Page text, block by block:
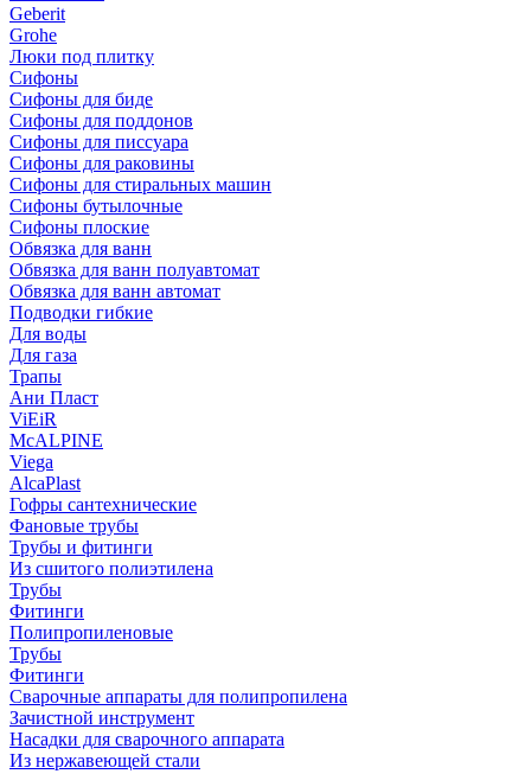
Geberit
Grohe
Люки под плитку
Сифоны
Сифoны для биде
Сифoны для поддонов
Сифoны для писсуара
Сифоны для раковины
Сифоны для стиральных машин
Сифоны бутылочные
Сифоны плоские
Обвязка для ванн
Обвязка для ванн полуавтомат
Обвязка для ванн автомат
Подводки гибкие
Для воды
Для газа
Трапы
Ани Пласт
ViEiR
McALPINE
Viega
AlcaPlast
Гофры сантехнические
Фановые трубы
Трубы и фитинги
Из сшитого полиэтилена
Трубы
Фитинги
Полипропиленовые
Трубы
Фитинги
Сварочные аппараты для полипропилена
Зачистной инструмент
Насадки для сварочного аппарата
Из нержавеющей стали